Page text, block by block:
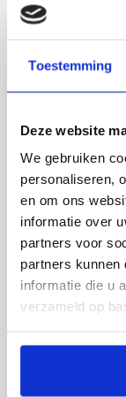
Toestemming
Deze website
We gebruiken
personaliseren,
en om ons
informatie over
partners voor
partners kunnen
informatie die u
verzameld op
maten
na een